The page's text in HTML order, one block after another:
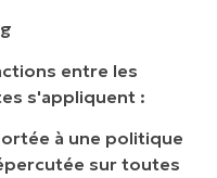
entre les
s'appliquent :
à une politique
sur toutes